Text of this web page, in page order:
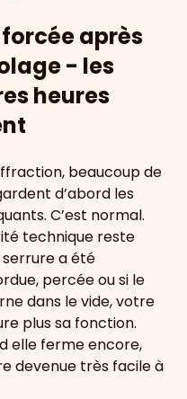
après
- les
heures
beaucoup de
d’abord les
C’est normal.
technique reste
serrure a été
percée ou si le
dans le vide, votre
plus sa fonction.
elle ferme encore,
devenue très facile à